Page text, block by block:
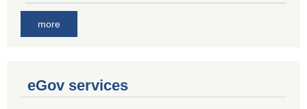
more
eGov services